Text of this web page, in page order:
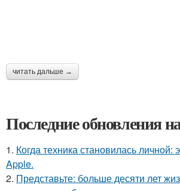
читать дальше →
Последние обновления
1. Когда техника становилась личной:
Apple.
2. Представьте: больше десяти лет